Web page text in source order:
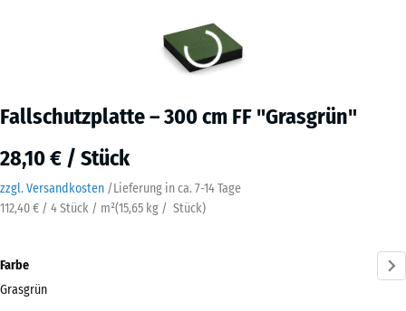
Fallschutzplatte – 300 cm FF "Grasgrün"
28,10 € / Stück
zzgl. Versandkosten /Lieferung in ca. 7-14 Tage
112,40 € / 4 Stück / m²(15,65 kg / Stück)
Farbe
Grasgrün